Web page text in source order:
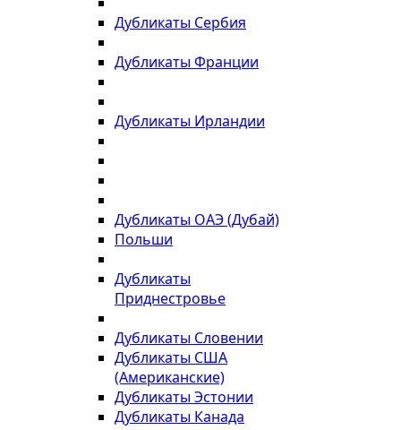
Дубликаты Сербия
Дубликаты Франции
Дубликаты Ирландии
Дубликаты ОАЭ (Дубай)
Польши
Дубликаты
Приднестровье
Дубликаты Словении
Дубликаты США
(Американские)
Дубликаты Эстонии
Дубликаты Канада